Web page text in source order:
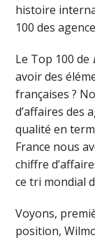
histoire
100 des
Le Top 100 de
avoir des
françaises ?
d’affaires des
qualité en
France nous
chiffre
ce tri mondial
Voyons,
position,